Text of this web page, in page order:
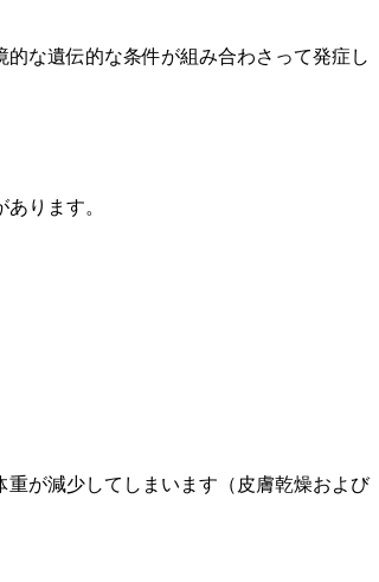
な遺伝的な条件が組み合わさって発症し
ります。
が減少してしまいます（皮膚乾燥および